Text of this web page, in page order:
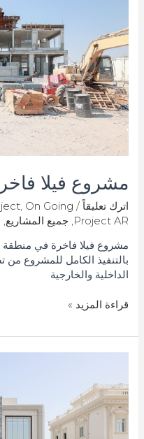
مشروع فيلا فاخرة
اترك تعليقاً /
, On Going
Project AR
, جميع المشاريع,
مشروع فيلا فاخرة في منطقة
بالتنفيذ الكامل للمشروع
الداخلية والخارجية
–
00556
قراءة المزيد »
سكنية
تجهيز
كامل
–